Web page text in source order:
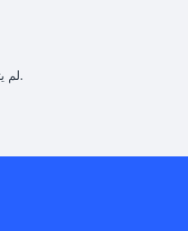
لم يتم العثور على مقالات مطابقة للبحث الذي تم تحديده.